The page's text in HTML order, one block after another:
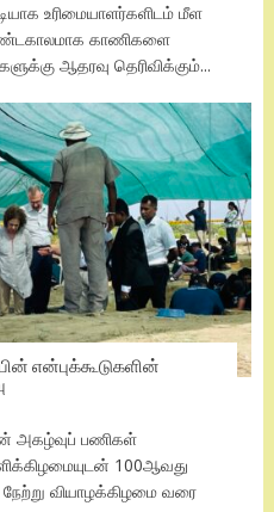
உரிமையாளர்களிடம் மீள
காணிகளை
ஆதரவு தெரிவிக்கும்...
என்புக்கூடுகளின்
அகழ்வுப் பணிகள்
100ஆவது
நேற்று வியாழக்கிழமை வரை